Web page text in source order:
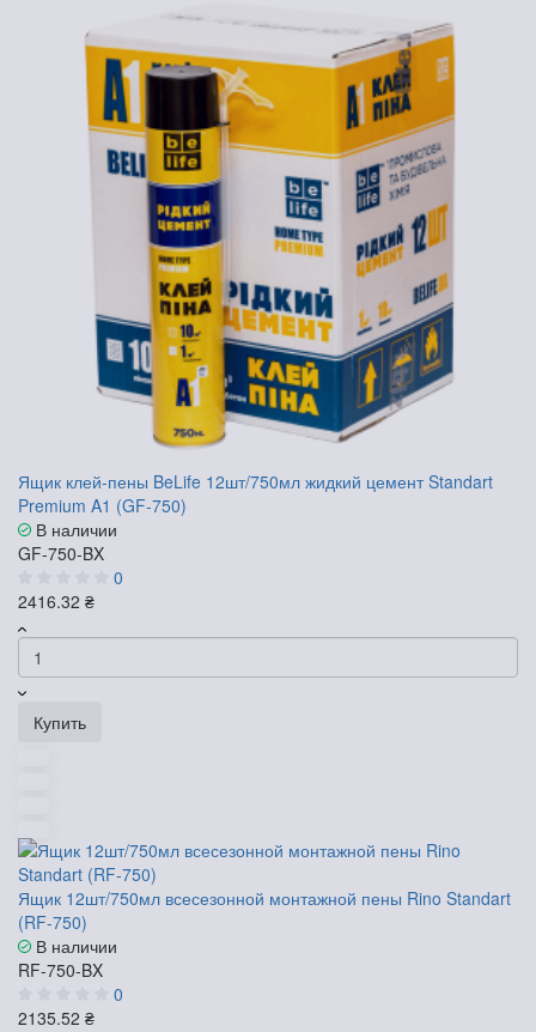
Ящик клей-пены BeLife 12шт/750мл жидкий цемент Standart
Premium A1 (GF-750)
В наличии
GF-750-BX
0
2416.32 ₴
Купить
Ящик 12шт/750мл всесезонной монтажной пены Rino Standart
(RF-750)
В наличии
RF-750-BX
0
2135.52 ₴